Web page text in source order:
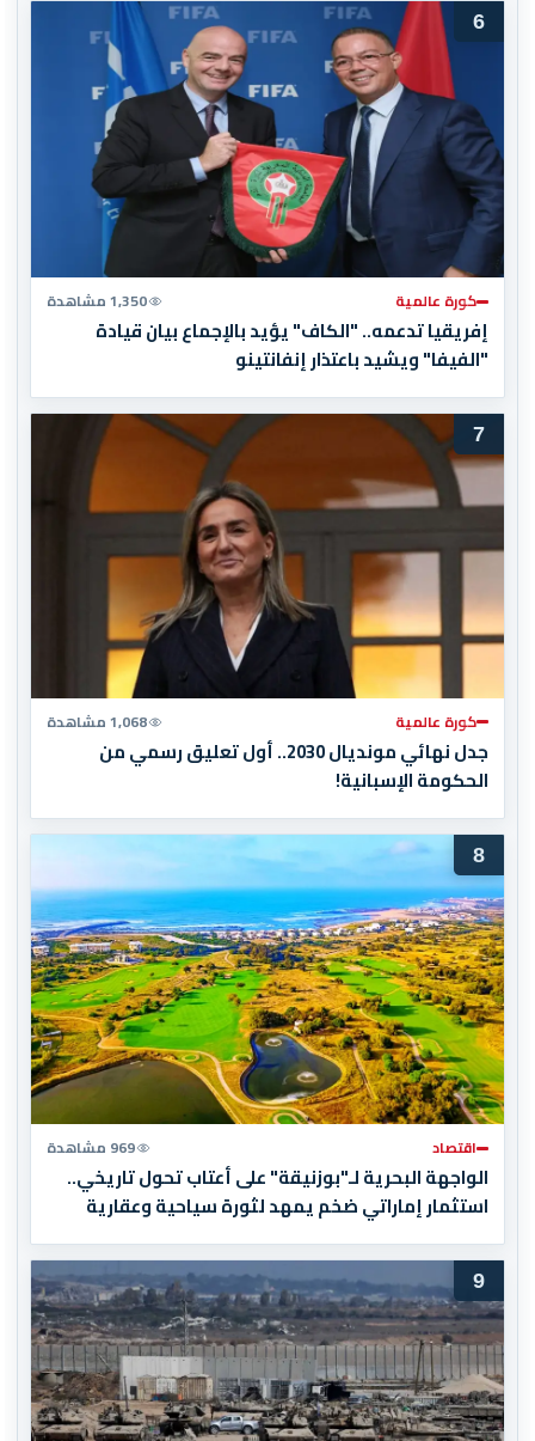
6
كورة عالمية 1,350 مشاهدة
إفريقيا تدعمه.. "الكاف" يؤيد بالإجماع بيان قيادة
"الفيفا" ويشيد باعتذار إنفانتينو
7
كورة عالمية 1,068 مشاهدة
جدل نهائي مونديال 2030.. أول تعليق رسمي من
الحكومة الإسبانية!
8
اقتصاد 969 مشاهدة
الواجهة البحرية لـ"بوزنيقة" على أعتاب تحول تاريخي..
استثمار إماراتي ضخم يمهد لثورة سياحية وعقارية
9